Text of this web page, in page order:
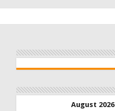
August 2026